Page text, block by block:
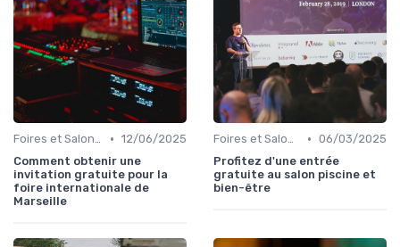
Foires et Salons Grand Public • 12/06/2025
Comment obtenir une
invitation gratuite pour la
foire internationale de
Marseille
Foires et Salons Grand Public • 06/03/2025
Profitez d'une entrée
gratuite au salon piscine et
bien-être